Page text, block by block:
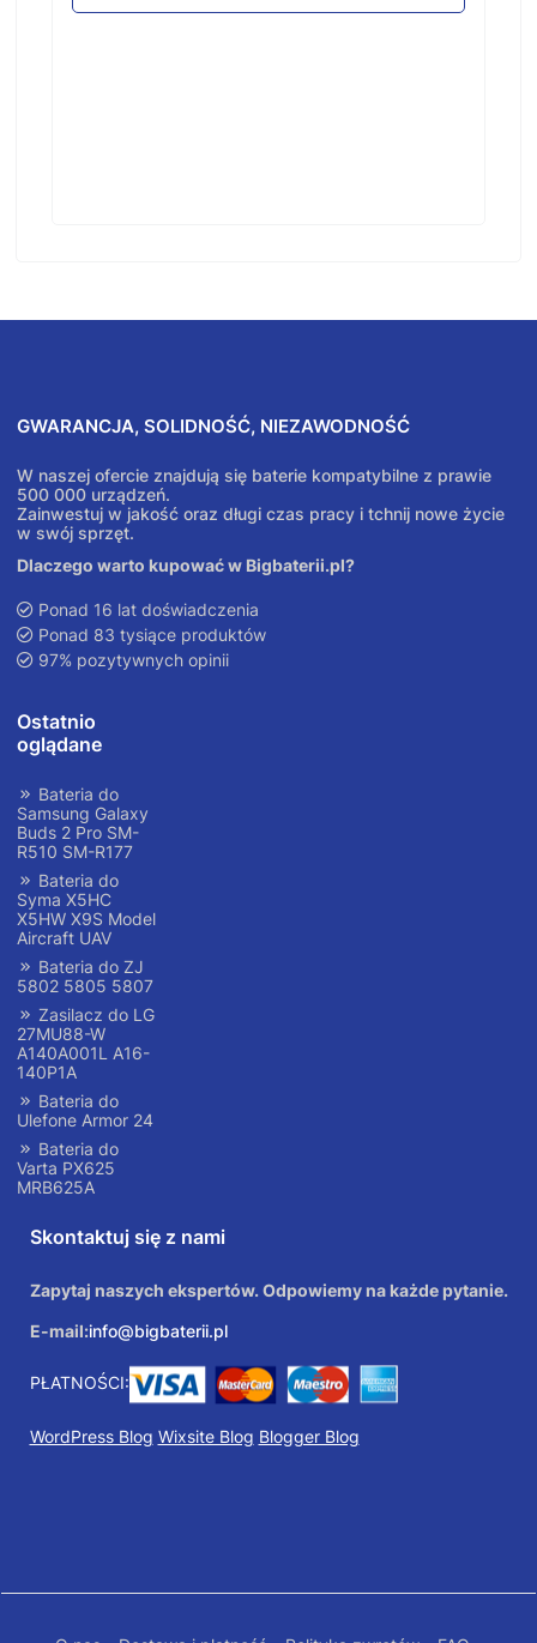
GWARANCJA, SOLIDNOŚĆ, NIEZAWODNOŚĆ
W naszej ofercie znajdują się baterie kompatybilne z prawie
500 000 urządzeń.
Zainwestuj w jakość oraz długi czas pracy i tchnij nowe życie
w swój sprzęt.
Dlaczego warto kupować w Bigbaterii.pl?
Ponad 16 lat doświadczenia
Ponad 83 tysiące produktów
97% pozytywnych opinii
Ostatnio
oglądane
Bateria do
Samsung Galaxy
Buds 2 Pro SM-
R510 SM-R177
Bateria do
Syma X5HC
X5HW X9S Model
Aircraft UAV
Bateria do ZJ
5802 5805 5807
Zasilacz do LG
27MU88-W
A140A001L A16-
140P1A
Bateria do
Ulefone Armor 24
Bateria do
Varta PX625
MRB625A
Skontaktuj się z nami
Zapytaj naszych ekspertów. Odpowiemy na każde pytanie.
E-mail:info@bigbaterii.pl
PŁATNOŚCI:
WordPress Blog Wixsite Blog Blogger Blog